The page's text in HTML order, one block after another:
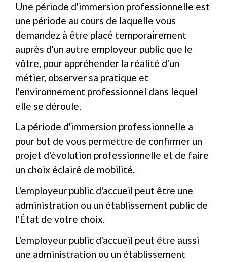
Une période d'immersion professionnelle est
une période au cours de laquelle vous
demandez à être placé temporairement
auprès d'un autre employeur public que le
vôtre, pour appréhender la réalité d'un
métier, observer sa pratique et
l'environnement professionnel dans lequel
elle se déroule.
La période d'immersion professionnelle a
pour but de vous permettre de confirmer un
projet d'évolution professionnelle et de faire
un choix éclairé de mobilité.
L'employeur public d'accueil peut être une
administration ou un établissement public de
l'État de votre choix.
L'employeur public d'accueil peut être aussi
une administration ou un établissement